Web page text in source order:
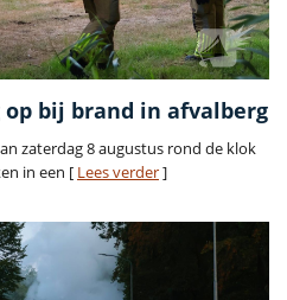
bij brand in afvalberg
zaterdag 8 augustus rond de klok
in een [ Lees verder]